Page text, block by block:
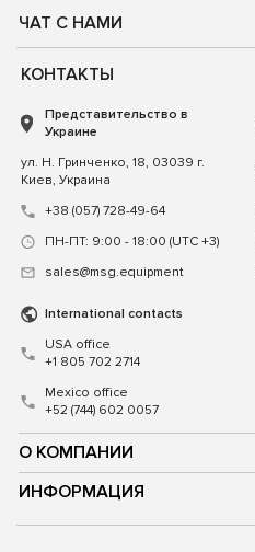
ЧАТ С НАМИ
О КОМПАНИИ
ИНФОРМАЦИЯ
КОНТАКТЫ
Представительство в
Украине
ул. Н. Гринченко, 18, 03039 г.
Киев, Украина
+38 (057) 728-49-64
ПН-ПТ: 9:00 - 18:00 (UTC +3)
sales@msg.equipment
International contacts
USA office
+1 805 702 2714
Mexico office
+52 (744) 602 0057